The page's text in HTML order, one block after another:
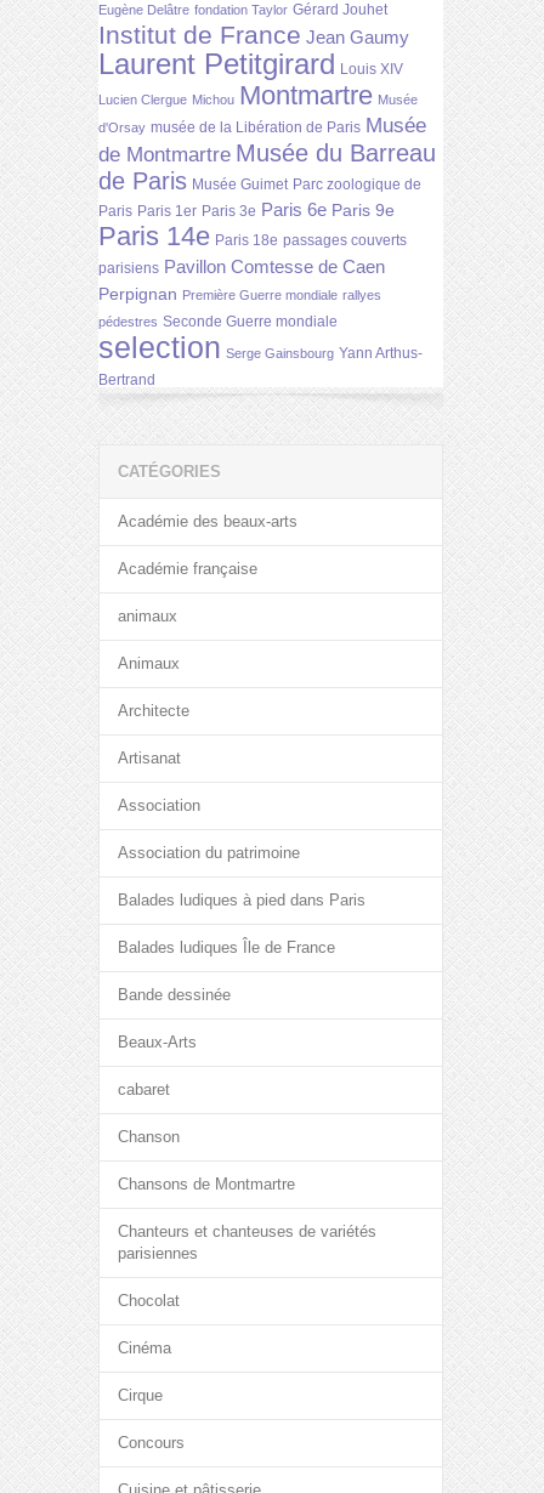
Eugène Delâtre fondation Taylor Gérard Jouhet
Institut de France Jean Gaumy
Laurent Petitgirard Louis XIV
Lucien Clergue Michou Montmartre Musée
d'Orsay musée de la Libération de Paris Musée
de Montmartre Musée du Barreau
de Paris Musée Guimet Parc zoologique de
Paris Paris 1er Paris 3e Paris 6e Paris 9e
Paris 14e Paris 18e passages couverts
parisiens Pavillon Comtesse de Caen
Perpignan Première Guerre mondiale rallyes
pédestres Seconde Guerre mondiale
selection Serge Gainsbourg Yann Arthus-
Bertrand
CATÉGORIES
Académie des beaux-arts
Académie française
animaux
Animaux
Architecte
Artisanat
Association
Association du patrimoine
Balades ludiques à pied dans Paris
Balades ludiques Île de France
Bande dessinée
Beaux-Arts
cabaret
Chanson
Chansons de Montmartre
Chanteurs et chanteuses de variétés
parisiennes
Chocolat
Cinéma
Cirque
Concours